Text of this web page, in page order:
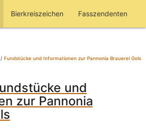
Bierkreiszeichen Fasszendenten
/ Fundstücke und Informationen zur Pannonia Brauerei Gols
und
zur Pannonia